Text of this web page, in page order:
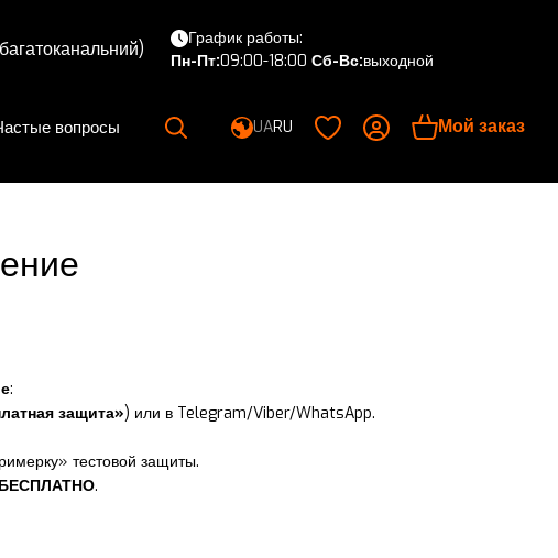
График работы:
Пн-Пт:09:00-18:00 Сб-Вс:выходной
вопросы
UARU Мой заказ
:
защита») или в Telegram/Viber/WhatsApp.
тестовой защиты.
БЕСПЛАТНО.